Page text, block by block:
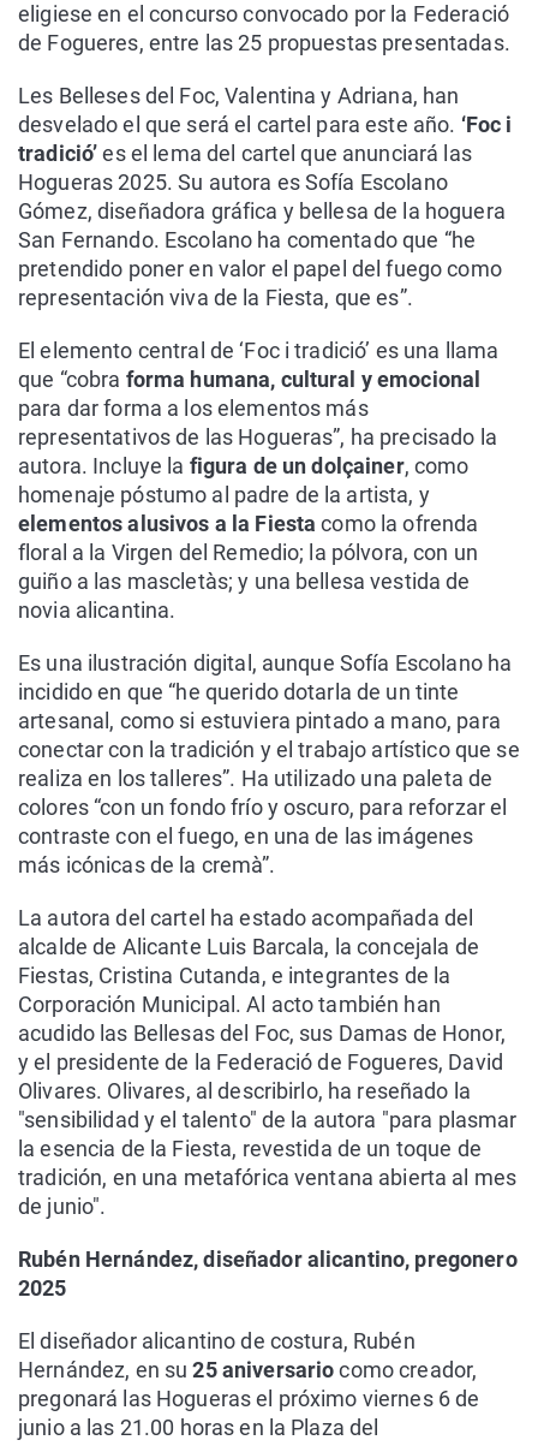
eligiese en el concurso convocado por la Federació
de Fogueres, entre las 25 propuestas presentadas.
Les Belleses del Foc, Valentina y Adriana, han
desvelado el que será el cartel para este año. ‘Foc i
tradició’es el lema del cartel que anunciará las
Hogueras 2025. Su autora es Sofía Escolano
Gómez, diseñadora gráfica y bellesa de la hoguera
San Fernando. Escolano ha comentado que “he
pretendido poner en valor el papel del fuego como
representación viva de la Fiesta, que es”.
El elemento central de ‘Foc i tradició’ es una llama
que “cobra forma humana, cultural y emocional
para dar forma a los elementos más
representativos de las Hogueras”, ha precisado la
autora. Incluye la figura de un dolçainer, como
homenaje póstumo al padre de la artista, y
elementos alusivos a la Fiesta como la ofrenda
floral a la Virgen del Remedio; la pólvora, con un
guiño a las mascletàs; y una bellesa vestida de
novia alicantina.
Es una ilustración digital, aunque Sofía Escolano ha
incidido en que “he querido dotarla de un tinte
artesanal, como si estuviera pintado a mano, para
conectar con la tradición y el trabajo artístico que se
realiza en los talleres”. Ha utilizado una paleta de
colores “con un fondo frío y oscuro, para reforzar el
contraste con el fuego, en una de las imágenes
más icónicas de la cremà”.
La autora del cartel ha estado acompañada del
alcalde de Alicante Luis Barcala, la concejala de
Fiestas, Cristina Cutanda, e integrantes de la
Corporación Municipal. Al acto también han
acudido las Bellesas del Foc, sus Damas de Honor,
y el presidente de la Federació de Fogueres, David
Olivares. Olivares, al describirlo, ha reseñado la
"sensibilidad y el talento" de la autora "para plasmar
la esencia de la Fiesta, revestida de un toque de
tradición, en una metafórica ventana abierta al mes
de junio".
Rubén Hernández, diseñador alicantino, pregonero
2025
El diseñador alicantino de costura, Rubén
Hernández, en su25 aniversariocomo creador,
pregonará las Hogueras el próximo viernes 6 de
junio a las 21.00 horas en la Plaza del